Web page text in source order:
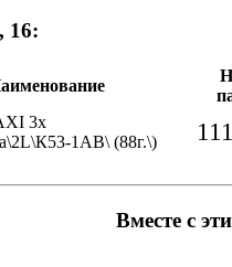
16:
3x
1АВ\ (88г.\)
Вместе с